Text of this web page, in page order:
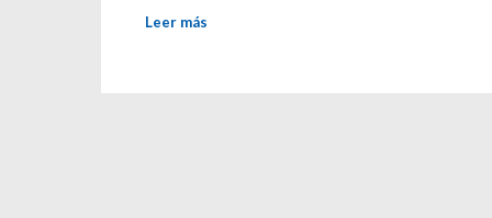
Leer más